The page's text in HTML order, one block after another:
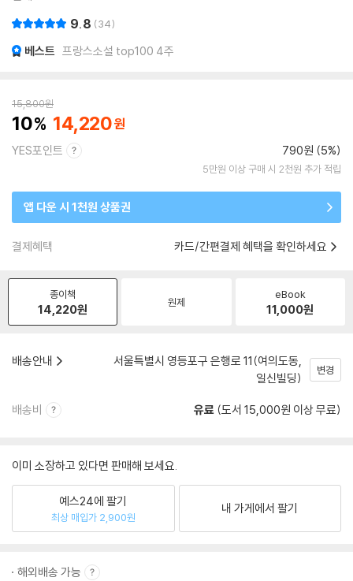
9.8 34
베스트 프랑스소설 top100 4주
15,800원
10 14,220
YES포인트 790원 (5%)
5만원 이상 구매 시 2천원 추가 적립
앱 다운 시 1천원 상품권
결제혜택 카드/간편결제 혜택을 확인하세요
종이책
14,220원 원제
eBook
11,000원
배송안내
서울특별시 영등포구 은행로 11(여의도동,
일신빌딩)
변경
배송비 유료 (도서 15,000원 이상 무료)
이미 소장하고 있다면 판매해 보세요.
예스24에 팔기
최상 매입가 2,900원
내 가게에서 팔기
해외배송 가능